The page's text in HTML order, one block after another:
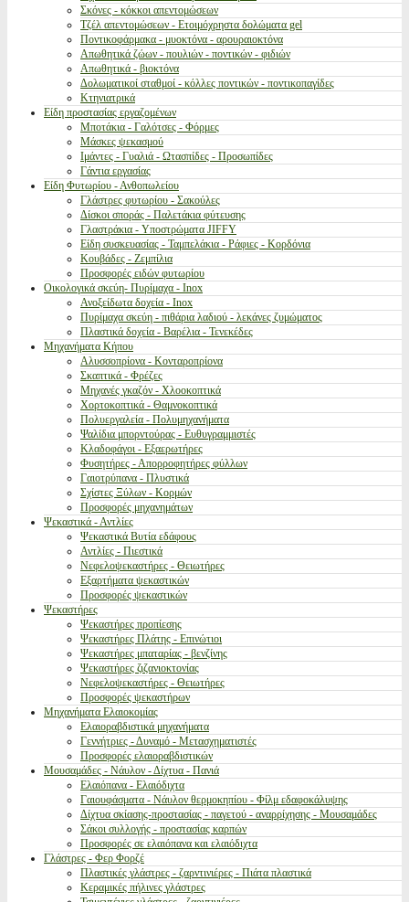
Σκόνες - κόκκοι απεντομώσεων
Τζέλ απεντομώσεων - Ετοιμόχρηστα δολώματα gel
Ποντικοφάρμακα - μυοκτόνα - αρουραιοκτόνα
Απωθητικά ζώων - πουλιών - ποντικών - φιδιών
Απωθητικά - βιοκτόνα
Δολωματικοί σταθμοί - κόλλες ποντικών - ποντικοπαγίδες
Κτηνιατρικά
Είδη προστασίας εργαζομένων
Μποτάκια - Γαλότσες - Φόρμες
Μάσκες ψεκασμού
Ιμάντες - Γυαλιά - Ωτασπίδες - Προσωπίδες
Γάντια εργασίας
Είδη Φυτωρίου - Ανθοπωλείου
Γλάστρες φυτωρίου - Σακούλες
Δίσκοι σποράς - Παλετάκια φύτευσης
Γλαστράκια - Υποστρώματα JIFFY
Είδη συσκευασίας - Ταμπελάκια - Ράφιες - Κορδόνια
Κουβάδες - Ζεμπίλια
Προσφορές ειδών φυτωρίου
Οικολογικά σκεύη- Πυρίμαχα - Inox
Ανοξείδωτα δοχεία - Inox
Πυρίμαχα σκεύη - πιθάρια λαδιού - λεκάνες ζυμώματος
Πλαστικά δοχεία - Βαρέλια - Τενεκέδες
Μηχανήματα Κήπου
Αλυσσοπρίονα - Κονταροπρίονα
Σκαπτικά - Φρέζες
Μηχανές γκαζόν - Χλοοκοπτικά
Χορτοκοπτικά - Θαμνοκοπτικά
Πολυεργαλεία - Πολυμηχανήματα
Ψαλίδια μπορντούρας - Ευθυγραμμιστές
Κλαδοφάγοι - Εξαερωτήρες
Φυσητήρες - Απορροφητήρες φύλλων
Γαιοτρύπανα - Πλυστικά
Σχίστες Ξύλων - Κορμών
Προσφορές μηχανημάτων
Ψεκαστικά - Αντλίες
Ψεκαστικά Βυτία εδάφους
Αντλίες - Πιεστικά
Νεφελοψεκαστήρες - Θειωτήρες
Εξαρτήματα ψεκαστικών
Προσφορές ψεκαστικών
Ψεκαστήρες
Ψεκαστήρες προπίεσης
Ψεκαστήρες Πλάτης - Επινώτιοι
Ψεκαστήρες μπαταρίας - βενζίνης
Ψεκαστήρες ζιζανιοκτονίας
Νεφελοψεκαστήρες - Θειωτήρες
Προσφορές ψεκαστήρων
Μηχανήματα Ελαιοκομίας
Ελαιοραβδιστικά μηχανήματα
Γεννήτριες - Δυναμό - Μετασχηματιστές
Προσφορές ελαιοραβδιστικών
Μουσαμάδες - Νάυλον - Δίχτυα - Πανιά
Ελαιόπανα - Ελαιόδιχτα
Γαιουφάσματα - Νάυλον θερμοκηπίου - Φίλμ εδαφοκάλυψης
Δίχτυα σκίασης-προστασίας - παγετού - αναρρίχησης - Μουσαμάδες
Σάκοι συλλογής - προστασίας καρπών
Προσφορές σε ελαιόπανα και ελαιόδιχτα
Γλάστρες - Φερ Φορζέ
Πλαστικές γλάστρες - ζαρντινιέρες - Πιάτα πλαστικά
Κεραμικές πήλινες γλάστρες